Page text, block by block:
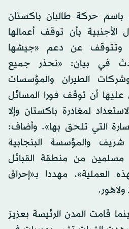
باسم حركة طالبان باكستان
بأن توقف أعمالها
وتتوقف عن دعم «جيشها
في بيان: «نحذر جميع
الطيران والمؤسسات
عليها أن توقف فورا المسائل
لمغادرة باكستان وإلا
التي تلحق بها». وأضاف:
والمؤسسة البنجابية
مسلمين من منطقة القبائل
العملية»، مهددا بـ«إحراق
قامت المدن الرئيسة بعزيز